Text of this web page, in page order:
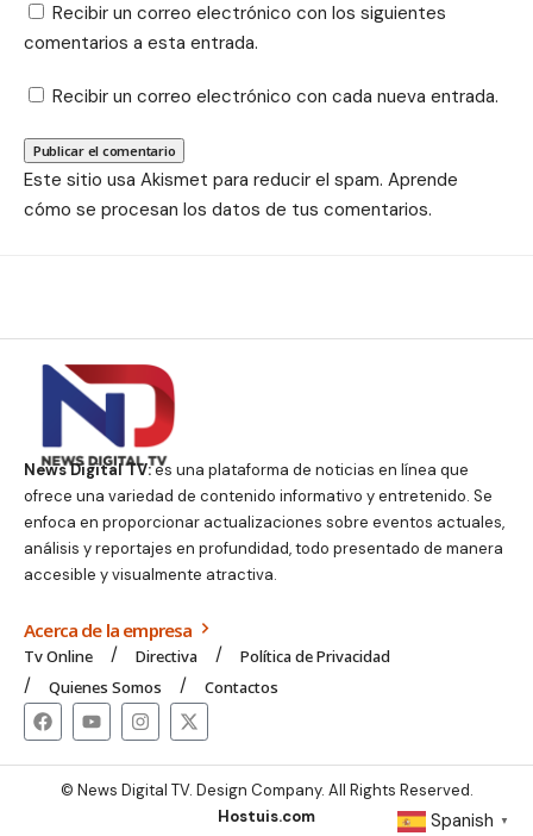
Recibir un correo electrónico con los siguientes
comentarios a esta entrada.
Recibir un correo electrónico con cada nueva entrada.
Este sitio usa Akismet para reducir el spam. Aprende
cómo se procesan los datos de tus comentarios.
News Digital TV:es una plataforma de noticias en línea que
ofrece una variedad de contenido informativo y entretenido. Se
enfoca en proporcionar actualizaciones sobre eventos actuales,
análisis y reportajes en profundidad, todo presentado de manera
accesible y visualmente atractiva.
Acerca de la empresa
Tv Online Directiva
Política de Privacidad
Quienes Somos
Contactos
© News Digital TV. Design Company. All Rights Reserved.
Hostuis.com
Spanish ▼